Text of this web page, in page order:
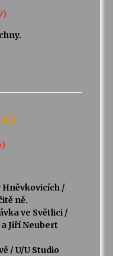
/
ně.
ve Světlici /
Jiří Neubert
/ U/U Studio